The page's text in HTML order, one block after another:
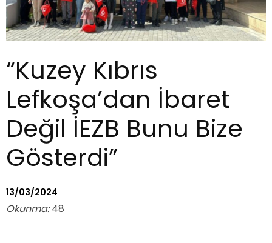
“Kuzey Kıbrıs
Lefkoşa’dan İbaret
Değil İEZB Bunu Bize
Gösterdi”
13/03/2024
Okunma:48